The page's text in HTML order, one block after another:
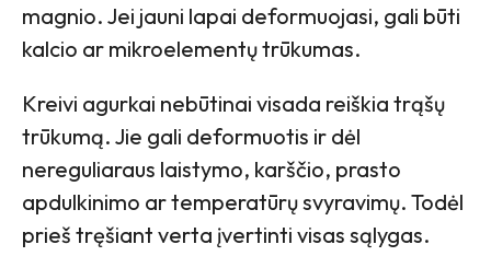
magnio. Jei jauni lapai deformuojasi, gali būti
kalcio ar mikroelementų trūkumas.
Kreivi agurkai nebūtinai visada reiškia trąšų
trūkumą. Jie gali deformuotis ir dėl
nereguliaraus laistymo, karščio, prasto
apdulkinimo ar temperatūrų svyravimų. Todėl
prieš tręšiant verta įvertinti visas sąlygas.